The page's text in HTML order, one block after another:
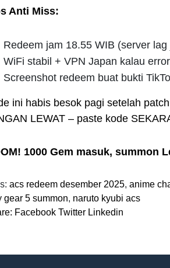
Anti Miss:
Redeem jam 18.55 WIB (server lag
WiFi stabil + VPN Japan kalau
Screenshot redeem buat bukti
ini habis besok pagi setelah
LEWAT – paste kode
1000 Gem masuk, summon
acs redeem desember 2025, anime
gear 5 summon, naruto kyubi acs
Facebook Twitter Linkedin